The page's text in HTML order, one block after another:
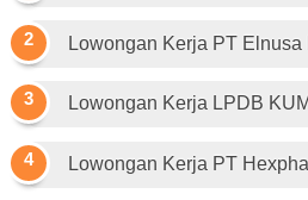
Lowongan Kerja PT
Lowongan Kerja LPDB
Lowongan Kerja PT